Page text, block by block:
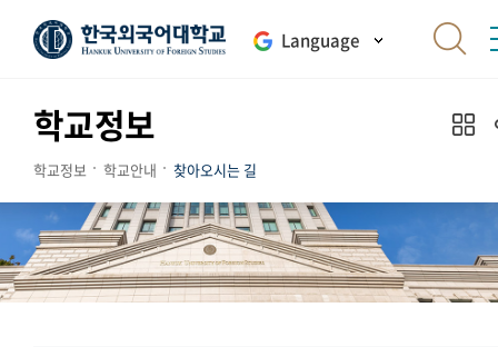
Language
학교정보
학교정보 학교안내 찾아오시는 길